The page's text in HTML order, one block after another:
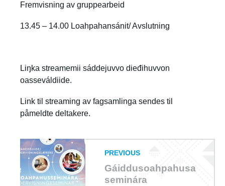
Fremvisning av gruppearbeid
13.45 – 14.00 Loahpahansánit/ Avslutning
Liŋka streamemii sáddejuvvo dieđihuvvon
oasseváldiide.
Link til streaming av fagsamlinga sendes til
påmeldte deltakere.
PREVIOUS
Gáiddusoahpahusa
seminára